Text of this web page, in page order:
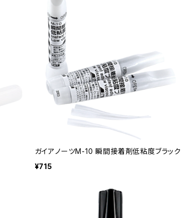
ガイアノーツM-10 瞬間接着剤低粘度ブラック
¥715